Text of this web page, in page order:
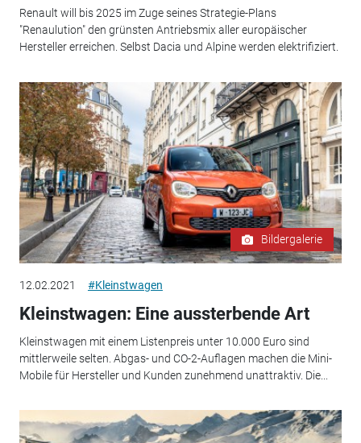
Renault will bis 2025 im Zuge seines Strategie-Plans
"Renaulution" den grünsten Antriebsmix aller europäischer
Hersteller erreichen. Selbst Dacia und Alpine werden elektrifiziert.
Bildergalerie
12.02.2021 #Kleinstwagen
Kleinstwagen: Eine aussterbende Art
Kleinstwagen mit einem Listenpreis unter 10.000 Euro sind
mittlerweile selten. Abgas- und CO-2-Auflagen machen die Mini-
Mobile für Hersteller und Kunden zunehmend unattraktiv. Die...